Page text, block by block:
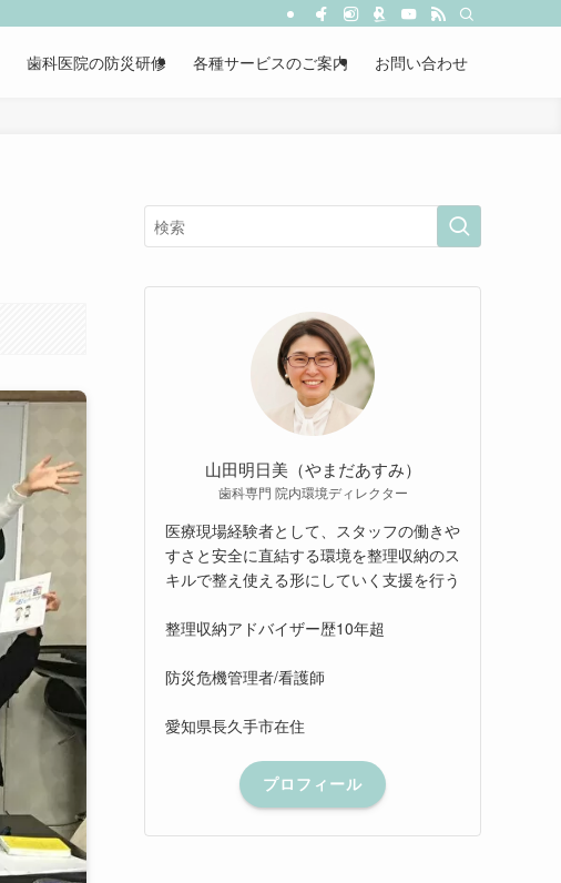
歯科医院の防災研修 各種サービスのご案内 お問い合わせ
山田明日美（やまだあすみ）
歯科専門 院内環境ディレクター
医療現場経験者として、スタッフの働きや
すさと安全に直結する環境を整理収納のス
キルで整え使える形にしていく支援を行う
整理収納アドバイザー歴10年超
防災危機管理者/看護師
愛知県長久手市在住
プロフィール